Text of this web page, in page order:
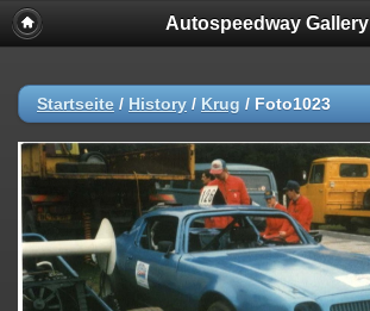
Autospeedway Gallery
Startseite / History / Krug / Foto1023